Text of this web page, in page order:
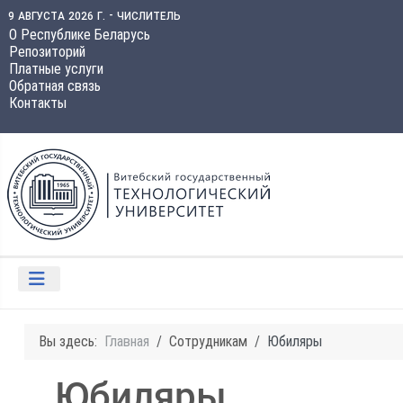
9 августа 2026 г. - числитель
О Республике Беларусь
Репозиторий
Платные услуги
Обратная связь
Контакты
Вы здесь: Главная Сотрудникам Юбиляры